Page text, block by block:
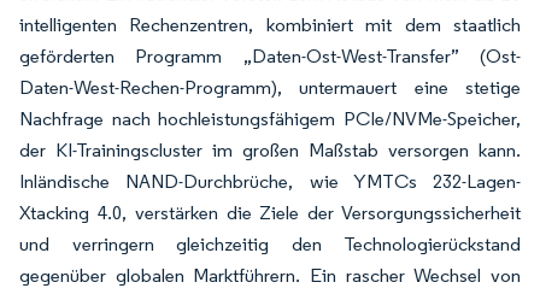
intelligenten Rechenzentren, kombiniert mit dem staatlich
geförderten Programm „Daten-Ost-West-Transfer” (Ost-
Daten-West-Rechen-Programm), untermauert eine stetige
Nachfrage nach hochleistungsfähigem PCIe/NVMe-Speicher,
der KI-Trainingscluster im großen Maßstab versorgen kann.
Inländische NAND-Durchbrüche, wie YMTCs 232-Lagen-
Xtacking 4.0, verstärken die Ziele der Versorgungssicherheit
und verringern gleichzeitig den Technologierückstand
gegenüber globalen Marktführern. Ein rascher Wechsel von